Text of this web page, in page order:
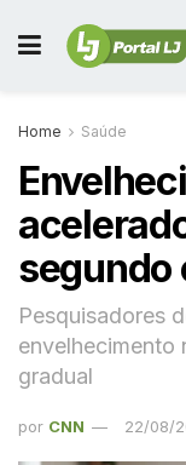
Home Saúde
segundo
Pesquisadores
envelhecimento
gradual
por CNN 22/08/